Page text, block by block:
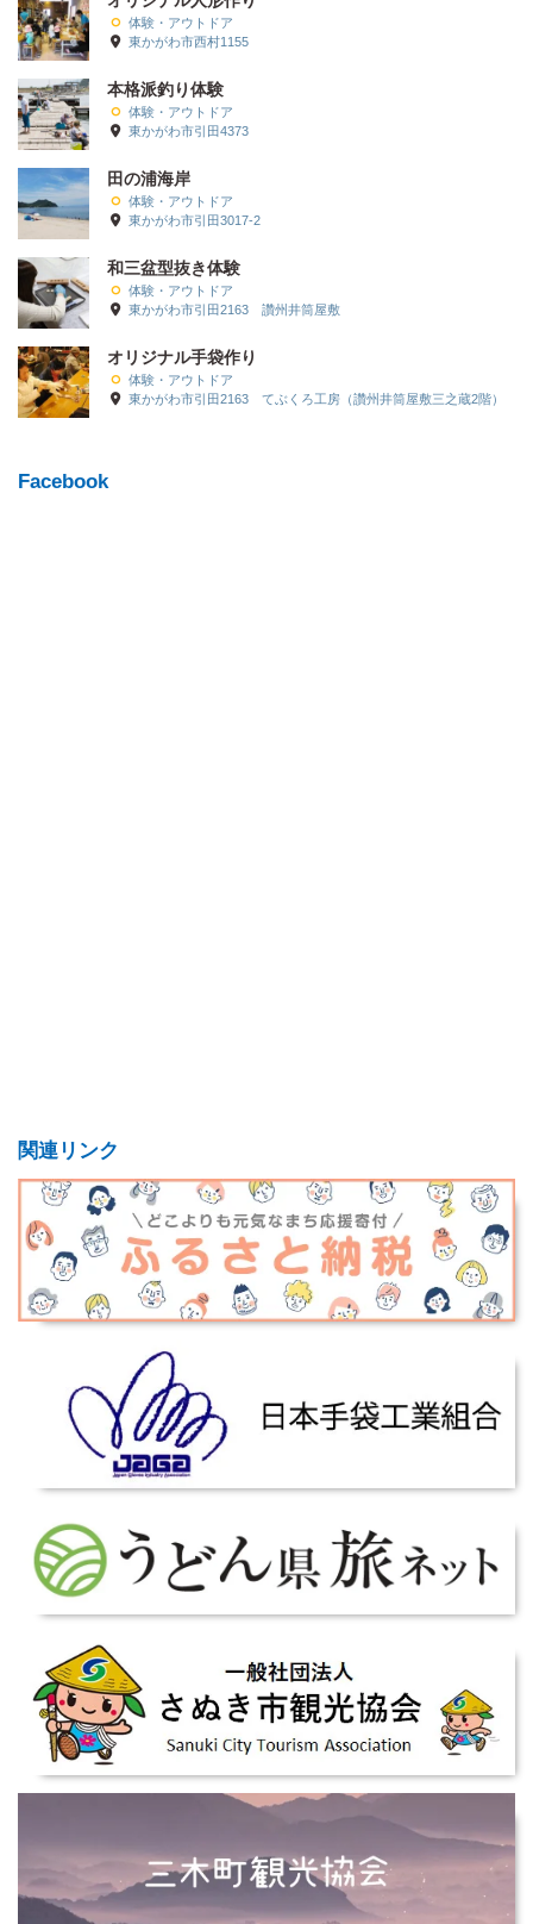
体験・アウトドア
東かがわ市西村1155
本格派釣り体験
体験・アウトドア
東かがわ市引田4373
田の浦海岸
体験・アウトドア
東かがわ市引田3017-2
和三盆型抜き体験
体験・アウトドア
東かがわ市引田2163 讚州井筒屋敷
オリジナル手袋作り
体験・アウトドア
東かがわ市引田2163 てぶくろ工房（讚州井筒屋敷三之蔵2階）
Facebook
関連リンク